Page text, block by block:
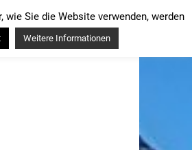
Sie die Website verwenden, werden
Weitere Informationen